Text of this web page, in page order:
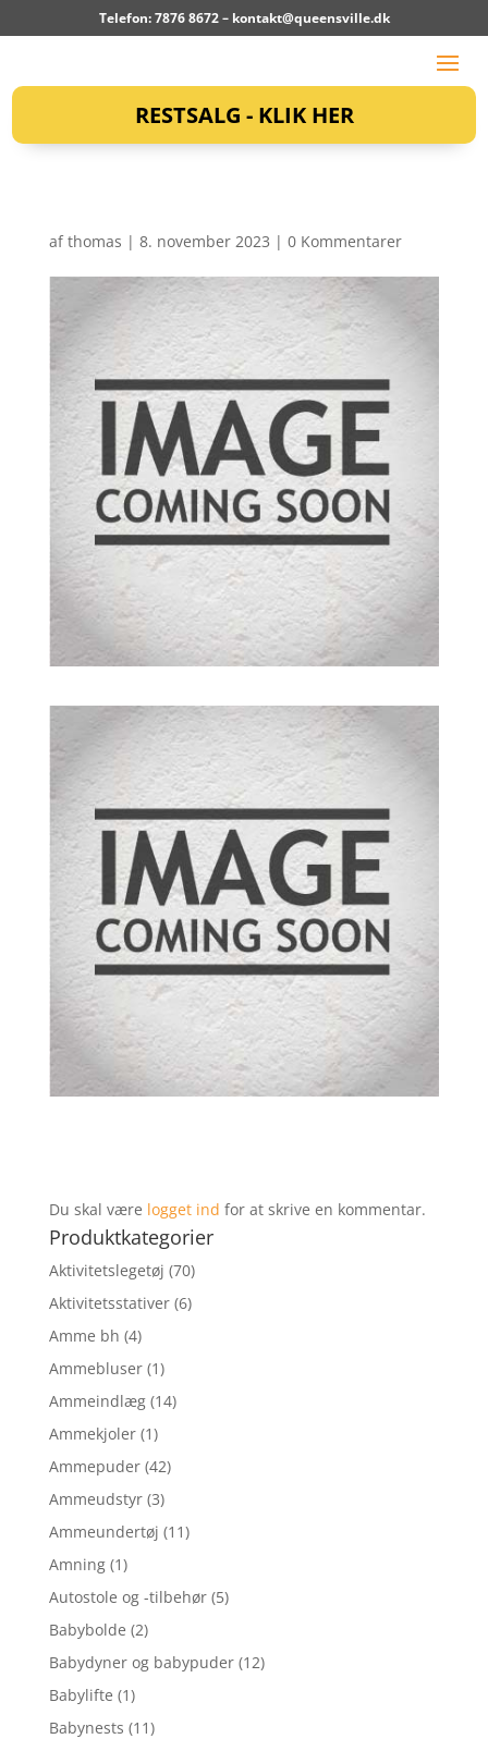
Telefon: 7876 8672 – kontakt@queensville.dk
RESTSALG - KLIK HER
afthomas | 8. november 2023 | 0 Kommentarer
Du skal være logget ind for at skrive en kommentar.
Produktkategorier
Aktivitetslegetøj (70)
Aktivitetsstativer (6)
Amme bh (4)
Ammebluser (1)
Ammeindlæg (14)
Ammekjoler (1)
Ammepuder (42)
Ammeudstyr (3)
Ammeundertøj (11)
Amning (1)
Autostole og -tilbehør (5)
Babybolde (2)
Babydyner og babypuder (12)
Babylifte (1)
Babynests (11)